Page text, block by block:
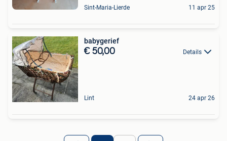
Sint-Maria-Lierde 11 apr 25
babygerief
€ 50,00 Details
Lint 24 apr 26